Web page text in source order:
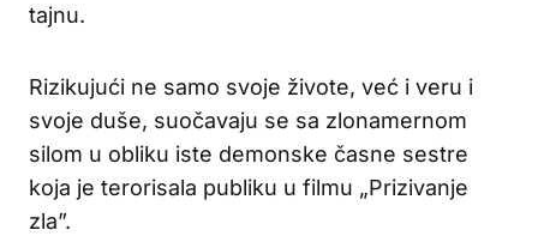
tajnu.
Rizikujući ne samo svoje živote, već i veru i
svoje duše, suočavaju se sa zlonamernom
silom u obliku iste demonske časne sestre
koja je terorisala publiku u filmu „Prizivanje
zla”.